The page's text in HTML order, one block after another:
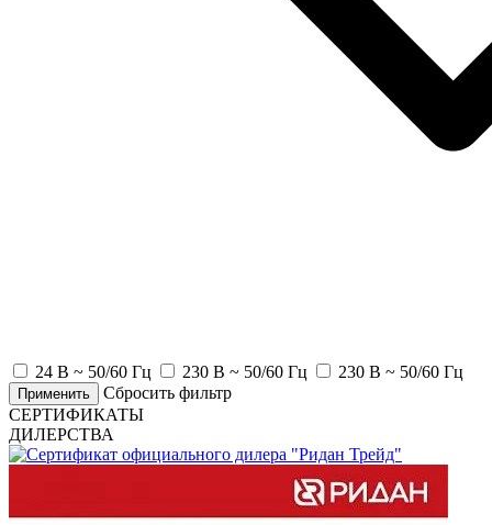
24 В ~ 50/60 Гц 230 В ~ 50/60 Гц 230 В ~ 50/60 Гц
Применить
Сбросить фильтр
СЕРТИФИКАТЫ
ДИЛЕРСТВА